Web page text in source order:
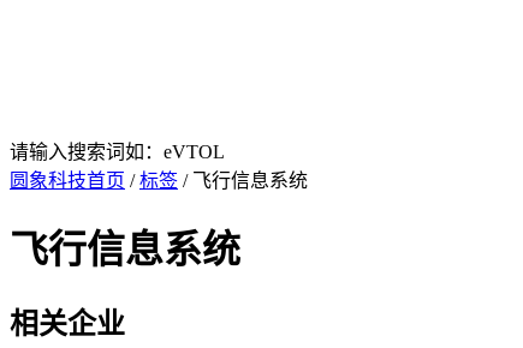
请输入搜索词如：eVTOL
圆象科技首页 /标签 / 飞行信息系统
飞行信息系统
相关企业